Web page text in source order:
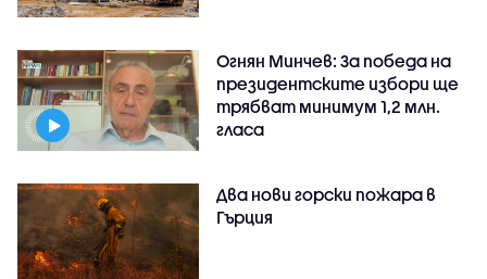
Огнян Минчев: За победа на
президентските избори ще
трябват минимум 1,2 млн.
гласа
Два нови горски пожара в
Гърция